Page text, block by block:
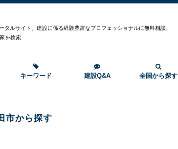
タルサイト、建設に係る経験豊富なプロフェッショナルに無料相談、
を検索
キーワード 建設Q&A 全国から探す
市から探す